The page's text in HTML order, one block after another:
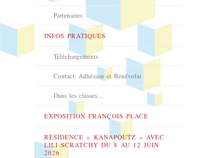
Partenaires
INFOS PRATIQUES
Téléchargements
Contact, Adhésion et Bénévolat
Dans les classes…
EXPOSITION FRANÇOIS PLACE
RÉSIDENCE « KANAPOUTZ » AVEC
LILI SCRATCHY DU 8 AU 12 JUIN
2026